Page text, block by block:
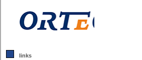
links